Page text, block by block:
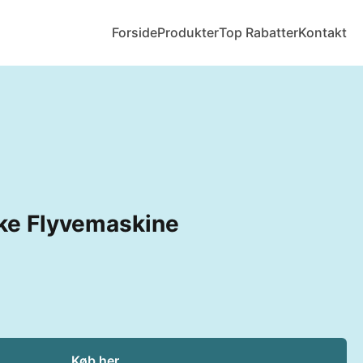
ForsideProdukterTop RabatterKontakt
Flyvemaskine